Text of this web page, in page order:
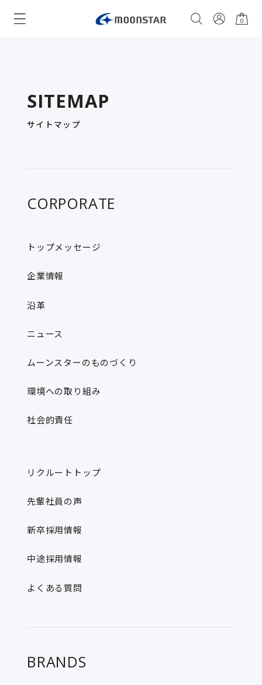
0
SITEMAP
サイトマップ
CORPORATE
トップメッセージ
企業情報
沿革
ニュース
ムーンスターのものづくり
環境への取り組み
社会的責任
リクルートトップ
先輩社員の声
新卒採用情報
中途採用情報
よくある質問
BRANDS